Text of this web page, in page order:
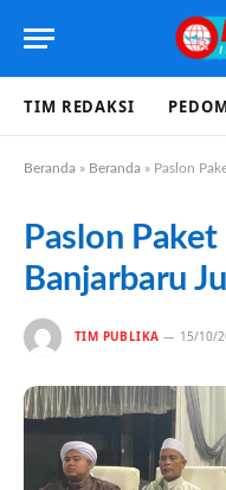
TIM REDAKSI
Beranda » Beranda » Paslon
Paslon
Banjarbaru
TIM PUBLIKA 15/10/